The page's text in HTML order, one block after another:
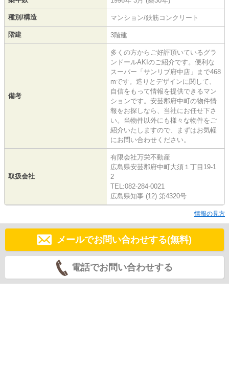
種別/構造 マンション/鉄筋コンクリート
階建 3階建
備考
多くの方からご好評頂いているグラ
ンドールAKIのご紹介です。便利な
スーパー「サンリブ府中店」まで468
mです。造りとデザインに関して、
自信をもって情報を提供できるマン
ションです。安芸郡府中町の物件情
報をお探しなら、当社にお任せ下さ
い。当物件以外にも様々な物件をご
紹介いたしますので、まずはお気軽
にお問い合わせください。
取扱会社
有限会社万栄不動産
広島県安芸郡府中町大須１丁目19-1
2
TEL:082-284-0021
広島県知事 (12) 第4320号
情報の見方
メールでお問い合わせする(無料)
電話でお問い合わせする